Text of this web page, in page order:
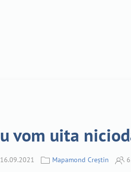
vom uita
16.09.2021 Mapamond Creștin